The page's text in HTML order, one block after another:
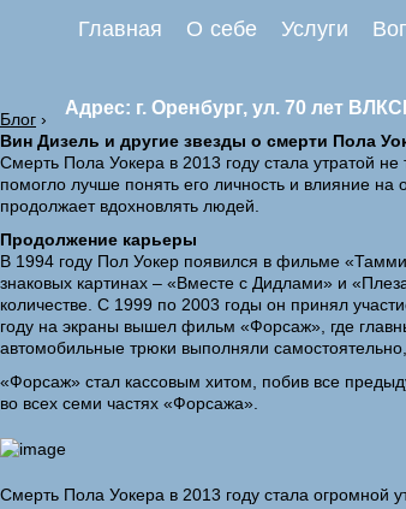
Главная О себе Услуги
Адрес: г. Оренбург, ул. 70 лет
Блог ›
Вин Дизель и другие звезды о смерти Пола
Смерть Пола Уокера в 2013 году стала утратой
помогло лучше понять его личность и влияние на
продолжает вдохновлять людей.
Продолжение карьеры
В 1994 году Пол Уокер появился в фильме «Тамми
знаковых картинах – «Вместе с Дидлами» и
количестве. С 1999 по 2003 годы он принял
году на экраны вышел фильм «Форсаж», где
автомобильные трюки выполняли
«Форсаж» стал кассовым хитом, побив все
во всех семи частях «Форсажа».
Смерть Пола Уокера в 2013 году стала огромной